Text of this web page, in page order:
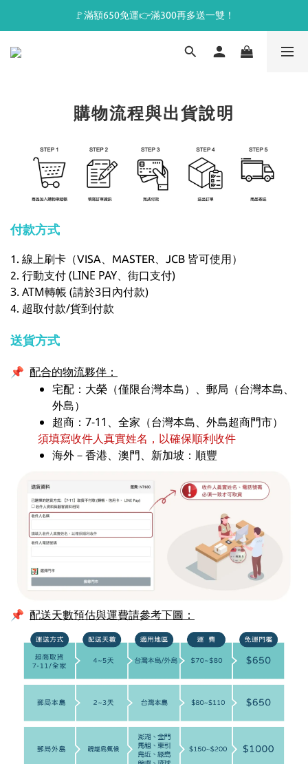
🚩滿額650免運👉滿300再多送一雙！
購物流程與出貨說明
付款方式
1. 線上刷卡（VISA、MASTER、JCB 皆可使用）
2. 行動支付 (LINE PAY、街口支付)
3. ATM轉帳 (請於3日內付款)
4. 超取付款/貨到付款
送貨方式
📌 配合的物流夥伴：
宅配：大榮（僅限台灣本島）、郵局（台灣本島、
外島）
超商：7-11、全家（台灣本島、外島超商門市）
須填寫收件人真實姓名，以確保順利收件
海外－香港、澳門、新加坡：順豐
📌 配送天數預估與運費請參考下圖：